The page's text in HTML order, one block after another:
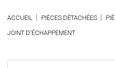
ACCUEIL PIÈCES DÉTACHÉES
JOINT D'ÉCHAPPEMENT